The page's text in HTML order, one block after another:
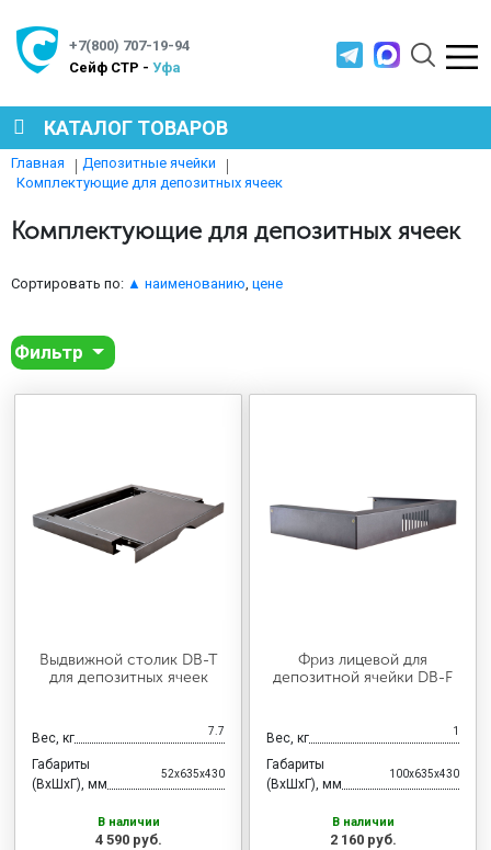
+7(800) 707-19-94
Cейф СТР - Уфа
КАТАЛОГ ТОВАРОВ
СЕЙФЫ
МЕТАЛЛИЧЕСКИЕ СТЕЛЛАЖИ
МЕДИЦИНСКАЯ МЕБЕЛЬ
ОФИСНАЯ МЕБЕЛЬ
МЕБЕЛЬ ДЛЯ ДОМА
Главная
Депозитные ячейки
Комплектующие для депозитных ячеек
Комплектующие для депозитных ячеек
Сортировать по: ▲ наименованию, цене
Фильтр
Выдвижной столик DB-T
для депозитных ячеек
Вес, кг 7.7
Габариты
(ВхШхГ), мм
52x635x430
В наличии
4 590 руб.
Фриз лицевой для
депозитной ячейки DB-F
Вес, кг 1
Габариты
(ВхШхГ), мм
100x635x430
В наличии
2 160 руб.